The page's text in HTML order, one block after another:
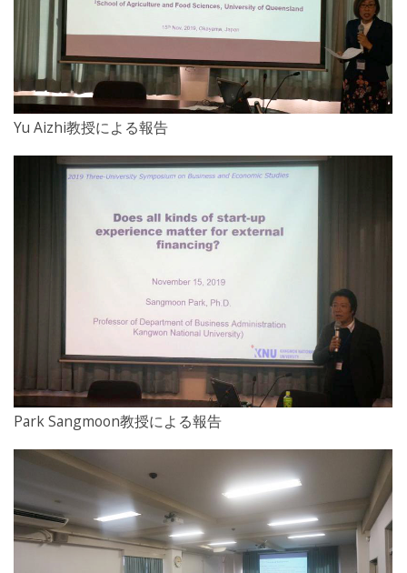
Yu Aizhi教授による報告
Park Sangmoon教授による報告